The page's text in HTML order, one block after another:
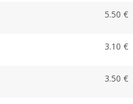
5.50 €
3.10 €
3.50 €